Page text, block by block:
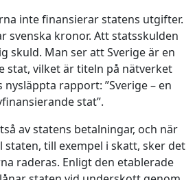
inte finansierar statens utgifter.
svenska kronor. Att statsskulden
skuld. Man ser att Sverige är en
stat, vilket är titeln på nätverket
nysläppta rapport: ”Sverige – en
stat”.
av statens betalningar, och när
staten, till exempel i skatt, sker det
raderas. Enligt den etablerade